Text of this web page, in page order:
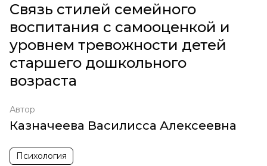
Связь стилей семейного
воспитания с самооценкой и
уровнем тревожности детей
старшего дошкольного
возраста
Автор
Казначеева Василисса Алексеевна
Психология